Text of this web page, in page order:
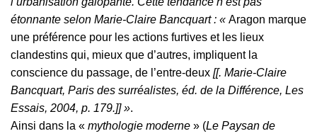
étonnante selon Marie-Claire Bancquart : « Aragon marque
une préférence pour les actions furtives et les lieux
clandestins qui, mieux que d’autres, impliquent la
conscience du passage, de l’entre-deux [[. Marie-Claire
Bancquart, Paris des surréalistes, éd. de la Différence, Les
Essais, 2004, p. 179.]] ».
Ainsi dans la « mythologie moderne » (Le Paysan de